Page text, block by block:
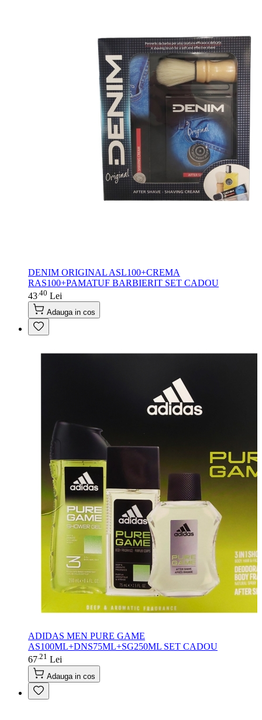
DENIM ORIGINAL ASL100+CREMA
RAS100+PAMATUF BARBIERIT SET CADOU
43 40 Lei
Adauga in cos
ADIDAS MEN PURE GAME
AS100ML+DNS75ML+SG250ML SET CADOU
67.21 Lei
Adauga in cos